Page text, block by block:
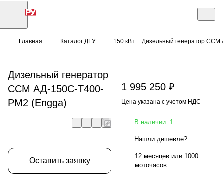
Главная Каталог ДГУ 150 кВт Дизельный генератор
Дизельный генератор
ССМ АД-150С-Т400-
РМ2 (Engga)
Оставить заявку
1 995 250 ₽
Цена указана с учетом НДС
В наличии: 1
Нашли дешевле?
12 месяцев или 1000
моточасов